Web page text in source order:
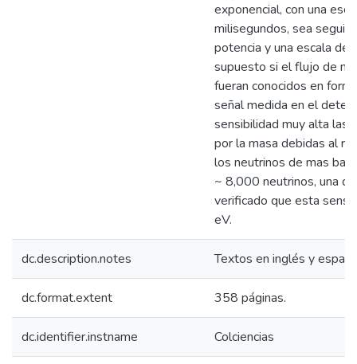
exponencial, con una
milisegundos, sea
potencia y una escala de
supuesto si el flujo de
fueran conocidos en
señal medida en el
sensibilidad muy alta las
por la masa debidas al
los neutrinos de mas
~ 8,000 neutrinos, una
verificado que esta
eV.
dc.description.notes Textos en inglés y
dc.format.extent 358 páginas.
dc.identifier.instname Colciencias